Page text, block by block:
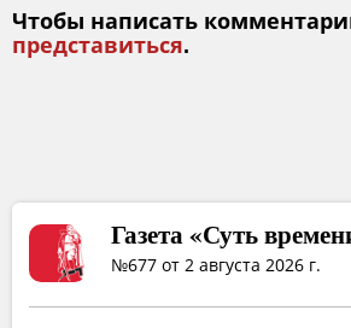
Чтобы написать
представиться.
Газета «Суть
№677 от 2 августа 2026 г.